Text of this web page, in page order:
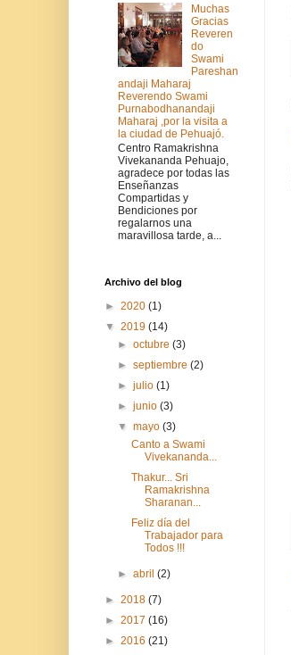
Muchas
Gracias
Reveren
do
Swami
Pareshan
andaji Maharaj
Reverendo Swami
Purnabodhanandaji
Maharaj ,por la visita a
la ciudad de Pehuajó.
Centro Ramakrishna
Vivekananda Pehuajo,
agradece por todas las
Enseñanzas
Compartidas y
Bendiciones por
regalarnos una
maravillosa tarde, a...
Archivo del blog
► 2020 (1)
▼ 2019 (14)
►octubre(3)
►septiembre(2)
►julio(1)
►junio(3)
▼mayo(3)
Canto a Swami
Vivekananda...
Thakur... Sri
Ramakrishna
Sharanan...
Feliz día del
Trabajador para
Todos !!!
►abril(2)
► 2018 (7)
► 2017 (16)
► 2016 (21)